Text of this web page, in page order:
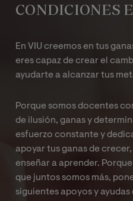
CONDICIONES
En VIU creemos en tus
eres capaz de crear el
ayudarte a alcanzar tus
Porque somos docentes
de ilusión, ganas y
esfuerzo constante y
apoyar tus ganas de
enseñar a aprender.
que juntos somos más,
siguientes apoyos y